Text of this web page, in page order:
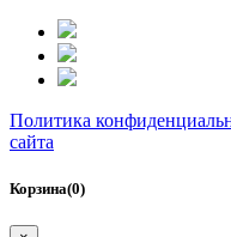
Политика
сайта
Корзина(0)